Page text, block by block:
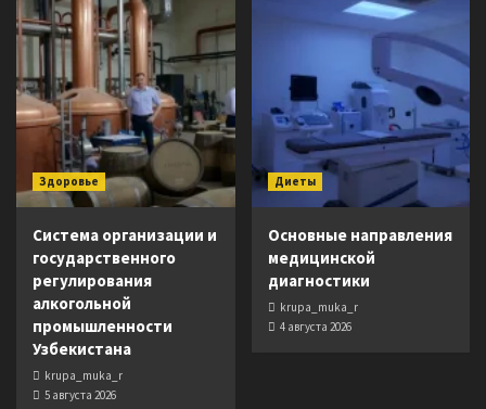
Здоровье
Система организации и
государственного
регулирования
алкогольной
промышленности
Узбекистана
krupa_muka_r
5 августа 2026
Диеты
Основные направления
медицинской
диагностики
krupa_muka_r
4 августа 2026